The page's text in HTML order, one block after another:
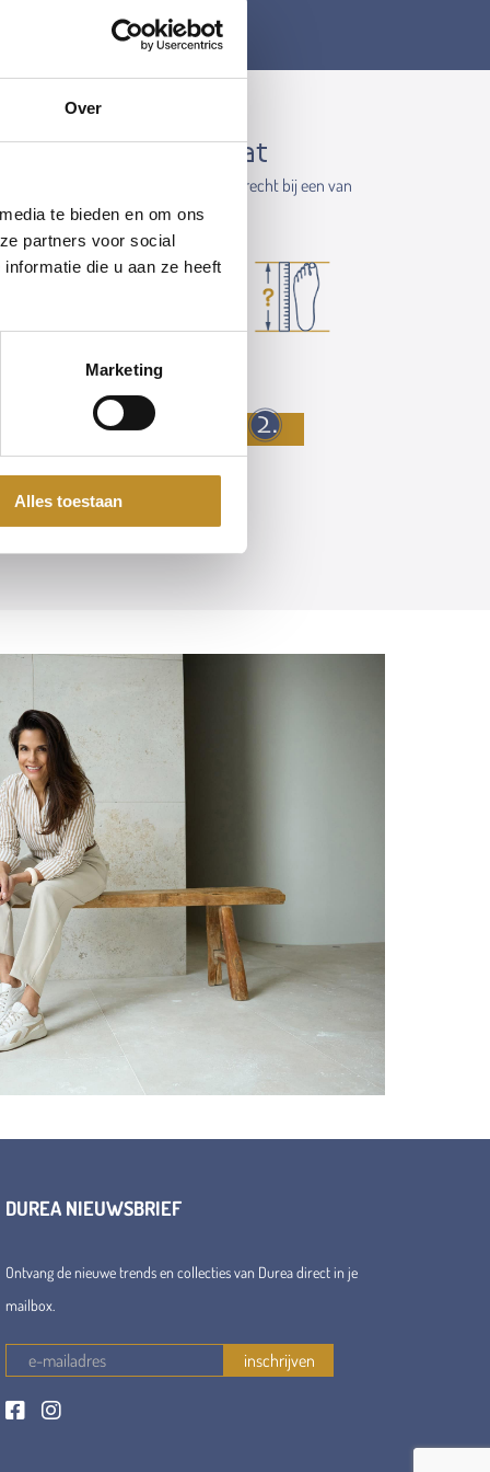
Over
te bieden en om ons
partners voor social
die u aan ze heeft
Marketing
Alles toestaan
en wijdtemaat
Voor het beste maatadvies kun je terecht bij een van
buurt.
Naar stap 2
DUREA NIEUWSBRIEF
Ontvang de nieuwe trends en collecties van Durea direct in je
mailbox.